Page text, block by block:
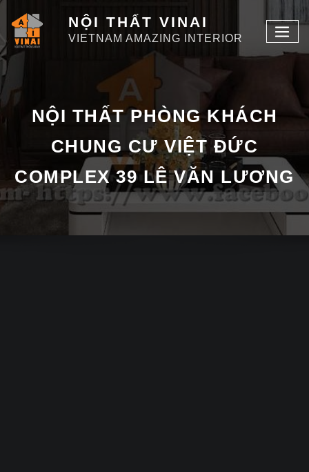
NỘI THẤT VINAI
VIETNAM AMAZING INTERIOR
NỘI THẤT PHÒNG KHÁCH
CHUNG CƯ VIỆT ĐỨC
COMPLEX 39 LÊ VĂN LƯƠNG